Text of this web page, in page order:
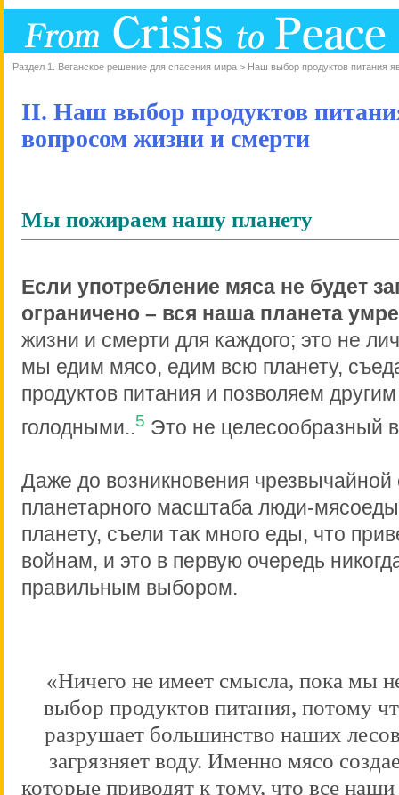
Раздел 1. Веганское решение для спасения мира > Наш выбор продуктов питания
II. Наш выбор продуктов
вопросом жизни и смерти
Мы пожираем нашу планету
Если употребление мяса не будет
ограничено – вся наша планета
жизни и смерти для каждого; это не
мы едим мясо, едим всю планету,
продуктов питания и позволяем
голодными..5 Это не целесообразный
Даже до возникновения чрезвычайной
планетарного масштаба люди-
планету, съели так много еды, что
войнам, и это в первую очередь
правильным выбором.
«Ничего не имеет смысла, пока мы
выбор продуктов питания, потому
разрушает большинство наших
загрязняет воду. Именно мясо
которые приводят к тому, что все наши